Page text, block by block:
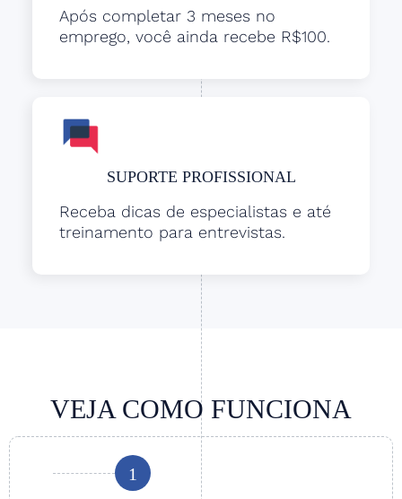
Após completar 3 meses no
emprego, você ainda recebe R$100.
SUPORTE PROFISSIONAL
Receba dicas de especialistas e até
treinamento para entrevistas.
VEJA COMO FUNCIONA
1